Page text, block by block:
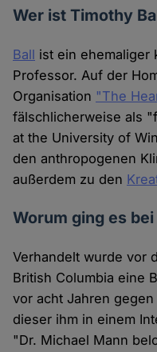
Wer ist Timothy
Ball ist ein ehemaliger
Professor. Auf der
Organisation "The
fälschlicherweise als
at the University of
den anthropogenen
außerdem zu den
Worum ging es
Verhandelt wurde vor
British Columbia eine
vor acht Jahren
dieser ihm in einem
"Dr. Michael Mann